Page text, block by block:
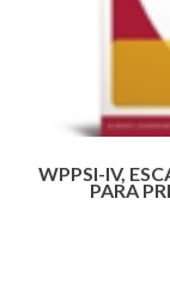
WPPSI-IV,
PARA